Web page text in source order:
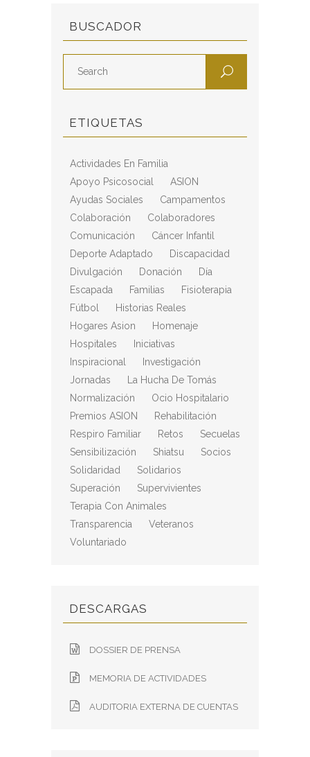
BUSCADOR
ETIQUETAS
Actividades En Familia
Apoyo Psicosocial
ASION
Ayudas Sociales
Campamentos
Colaboración
Colaboradores
Comunicación
Cáncer Infantil
Deporte Adaptado
Discapacidad
Divulgación
Donación
Día
Escapada
Familias
Fisioterapia
Fútbol
Historias Reales
Hogares Asion
Homenaje
Hospitales
Iniciativas
Inspiracional
Investigación
Jornadas
La Hucha De Tomás
Normalización
Ocio Hospitalario
Premios ASION
Rehabilitación
Respiro Familiar
Retos
Secuelas
Sensibilización
Shiatsu
Socios
Solidaridad
Solidarios
Superación
Supervivientes
Terapia Con Animales
Transparencia
Veteranos
Voluntariado
DESCARGAS
DOSSIER DE PRENSA
MEMORIA DE ACTIVIDADES
AUDITORIA EXTERNA DE CUENTAS